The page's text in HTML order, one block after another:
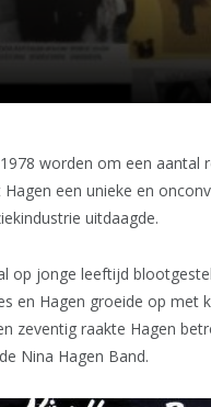
worden om een aantal
een unieke en
uitdaagde.
op jonge leeftijd
en Hagen groeide op met
zeventig raakte Hagen
Nina Hagen Band.